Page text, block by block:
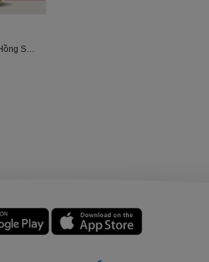
[Quà Tặng Sức Khỏe] Hồng Sâm Thiếu Niên Hàn Quốc